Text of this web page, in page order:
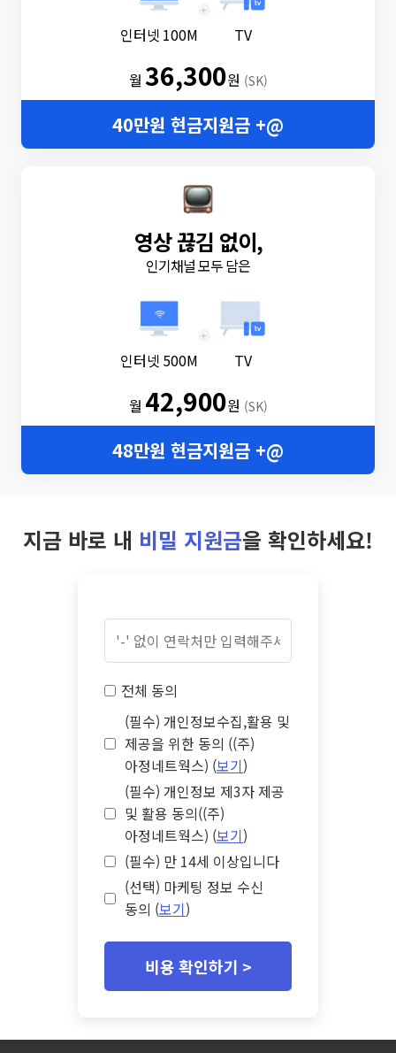
인터넷 100M
+
TV
월36,300원 (SK)
40만원 현금지원금 +@
영상 끊김 없이,
인기채널 모두 담은
인터넷 500M
+
TV
월 42,900원 (SK)
48만원 현금지원금 +@
지금 바로 내 비밀 지원금을 확인하세요!
전체 동의
(필수) 개인정보수집,활용 및
제공을 위한 동의 ((주)
아정네트웍스) (보기)
(필수) 개인정보 제3자 제공
및 활용 동의((주)
아정네트웍스) (보기)
(필수) 만 14세 이상입니다
(선택) 마케팅 정보 수신
동의 (보기)
비용 확인하기 >